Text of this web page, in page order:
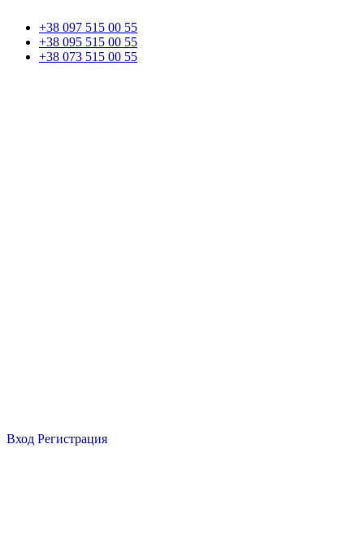
+38 097 515 00 55
+38 095 515 00 55
+38 073 515 00 55
Вход Регистрация